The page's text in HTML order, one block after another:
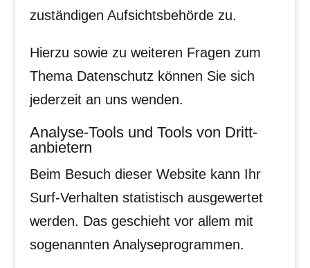
zuständigen Aufsichtsbehörde zu.
Hierzu sowie zu weiteren Fragen zum
Thema Datenschutz können Sie sich
jederzeit an uns wenden.
Analyse-Tools und Tools von Dritt­
anbietern
Beim Besuch dieser Website kann Ihr
Surf-Verhalten statistisch ausgewertet
werden. Das geschieht vor allem mit
sogenannten Analyseprogrammen.